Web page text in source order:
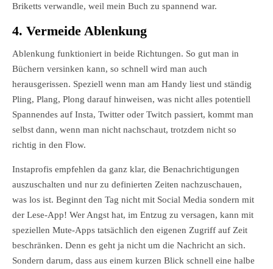
Briketts verwandle, weil mein Buch zu spannend war.
4. Vermeide Ablenkung
Ablenkung funktioniert in beide Richtungen. So gut man in
Büchern versinken kann, so schnell wird man auch
herausgerissen. Speziell wenn man am Handy liest und ständig
Pling, Plang, Plong darauf hinweisen, was nicht alles potentiell
Spannendes auf Insta, Twitter oder Twitch passiert, kommt man
selbst dann, wenn man nicht nachschaut, trotzdem nicht so
richtig in den Flow.
Instaprofis empfehlen da ganz klar, die Benachrichtigungen
auszuschalten und nur zu definierten Zeiten nachzuschauen,
was los ist. Beginnt den Tag nicht mit Social Media sondern mit
der Lese-App! Wer Angst hat, im Entzug zu versagen, kann mit
speziellen Mute-Apps tatsächlich den eigenen Zugriff auf Zeit
beschränken. Denn es geht ja nicht um die Nachricht an sich.
Sondern darum, dass aus einem kurzen Blick schnell eine halbe